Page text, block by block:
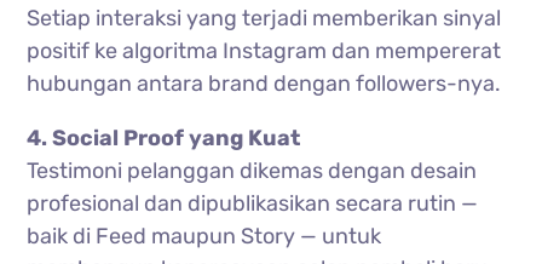
Setiap interaksi yang terjadi memberikan sinyal
positif ke algoritma Instagram dan mempererat
hubungan antara brand dengan followers-nya.
4. Social Proof yang Kuat
Testimoni pelanggan dikemas dengan desain
profesional dan dipublikasikan secara rutin —
baik di Feed maupun Story — untuk